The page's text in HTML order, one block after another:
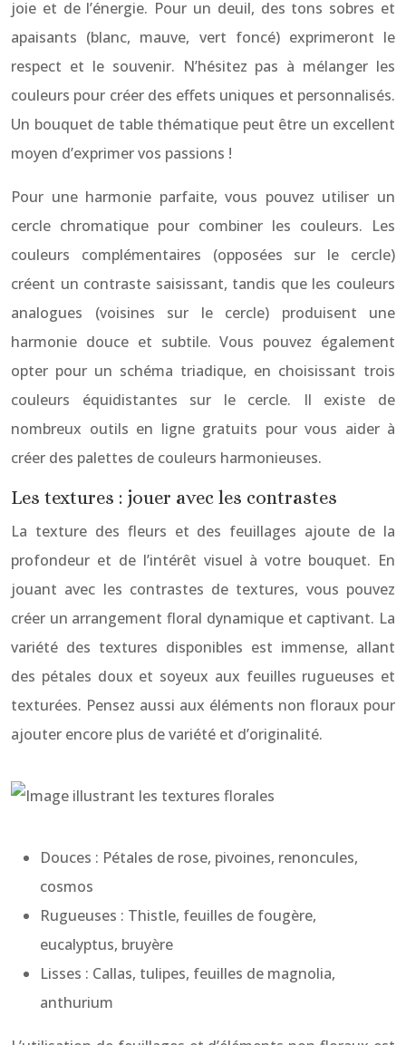
joie et de l’énergie. Pour un deuil, des tons sobres et
apaisants (blanc, mauve, vert foncé) exprimeront le
respect et le souvenir. N’hésitez pas à mélanger les
couleurs pour créer des effets uniques et personnalisés.
Un bouquet de table thématique peut être un excellent
moyen d’exprimer vos passions !
Pour une harmonie parfaite, vous pouvez utiliser un
cercle chromatique pour combiner les couleurs. Les
couleurs complémentaires (opposées sur le cercle)
créent un contraste saisissant, tandis que les couleurs
analogues (voisines sur le cercle) produisent une
harmonie douce et subtile. Vous pouvez également
opter pour un schéma triadique, en choisissant trois
couleurs équidistantes sur le cercle. Il existe de
nombreux outils en ligne gratuits pour vous aider à
créer des palettes de couleurs harmonieuses.
Les textures : jouer avec les contrastes
La texture des fleurs et des feuillages ajoute de la
profondeur et de l’intérêt visuel à votre bouquet. En
jouant avec les contrastes de textures, vous pouvez
créer un arrangement floral dynamique et captivant. La
variété des textures disponibles est immense, allant
des pétales doux et soyeux aux feuilles rugueuses et
texturées. Pensez aussi aux éléments non floraux pour
ajouter encore plus de variété et d’originalité.
Douces : Pétales de rose, pivoines, renoncules,
cosmos
Rugueuses : Thistle, feuilles de fougère,
eucalyptus, bruyère
Lisses : Callas, tulipes, feuilles de magnolia,
anthurium